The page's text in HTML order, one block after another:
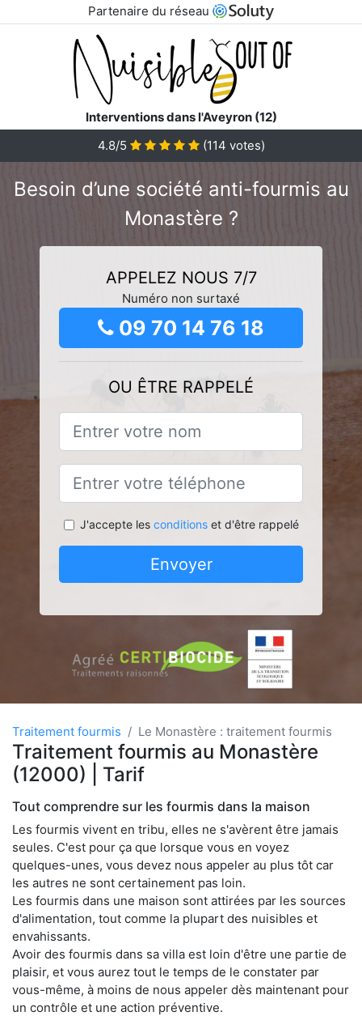
Partenaire du réseau
Interventions dans l'Aveyron (12)
4.8/5
(114 votes)
Besoin d’une société anti-fourmis au
Monastère ?
APPELEZ NOUS 7/7
Numéro non surtaxé
09 70 14 76 18
OU ÊTRE RAPPELÉ
J'accepte les conditionset d'être rappelé
Envoyer
Traitement fourmis Le Monastère : traitement fourmis
Traitement fourmis au Monastère
(12000) | Tarif
Tout comprendre sur les fourmis dans la maison
Les fourmis vivent en tribu, elles ne s'avèrent être jamais
seules. C'est pour ça que lorsque vous en voyez
quelques-unes, vous devez nous appeler au plus tôt car
les autres ne sont certainement pas loin.
Les fourmis dans une maison sont attirées par les sources
d'alimentation, tout comme la plupart des nuisibles et
envahissants.
Avoir des fourmis dans sa villa est loin d'être une partie de
plaisir, et vous aurez tout le temps de le constater par
vous-même, à moins de nous appeler dès maintenant pour
un contrôle et une action préventive.